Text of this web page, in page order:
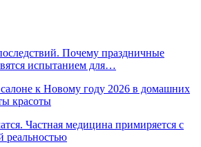
Почему праздничные
испытанием для…
к Новому году 2026 в домашних
красоты
Частная медицина примиряется с
реальностью